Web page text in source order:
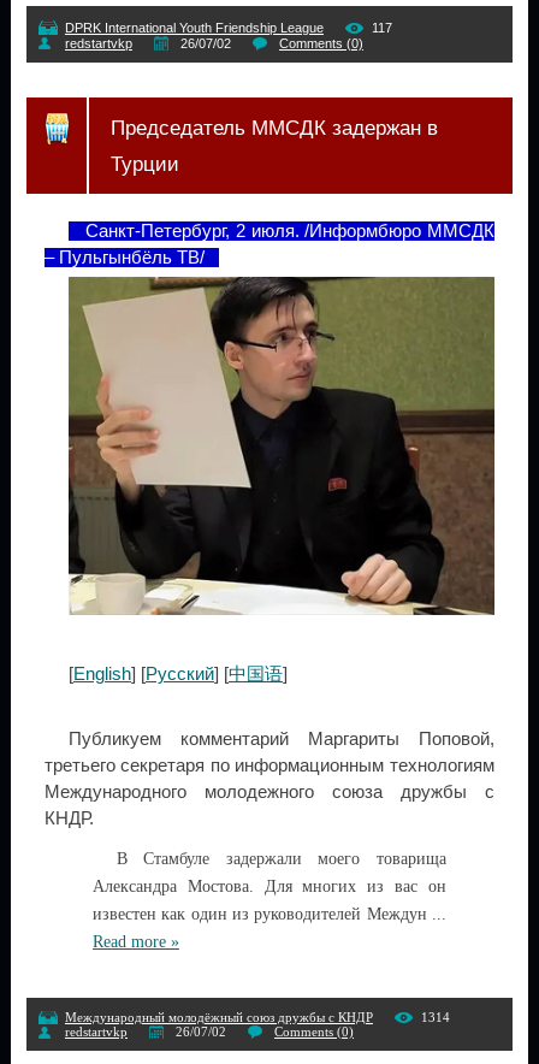
DPRK International Youth Friendship League
117
redstartvkp
26/07/02 Comments (0)
Председатель ММСДК задержан в
Турции
Санкт-Петербург, 2 июля. /Информбюро ММСДК
– Пульгынбёль ТВ/
[English] [Русский] [中国语]
Публикуем комментарий Маргариты Поповой,
третьего секретаря по информационным технологиям
Международного молодежного союза дружбы с
КНДР.
В Стамбуле задержали моего товарища
Александра Мостова. Для многих из вас он
известен как один из руководителей Междун ...
Read more »
Международный молодёжный союз дружбы с КНДР
1314
redstartvkp
26/07/02 Comments (0)